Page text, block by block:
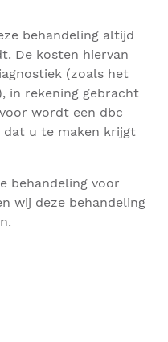
behandeling altijd
De kosten hiervan
(zoals het
in rekening gebracht
wordt een dbc
dat u te maken krijgt
behandeling voor
wij deze behandeling